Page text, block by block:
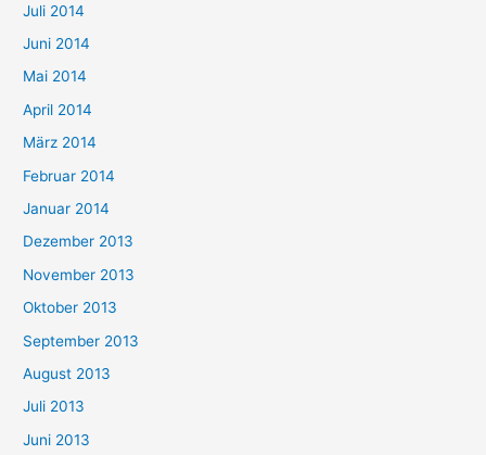
Juli 2014
Juni 2014
Mai 2014
April 2014
März 2014
Februar 2014
Januar 2014
Dezember 2013
November 2013
Oktober 2013
September 2013
August 2013
Juli 2013
Juni 2013